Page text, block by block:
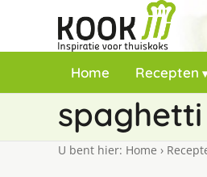
Home Recepten
U bent hier: Home ›